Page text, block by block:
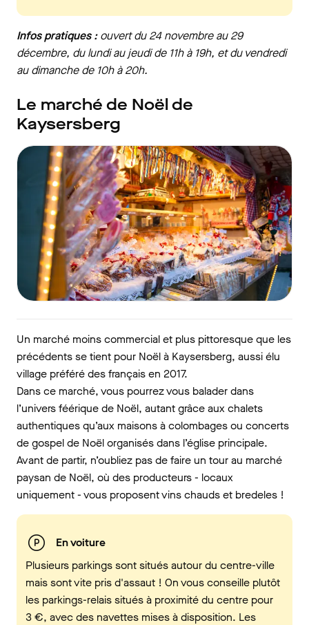
Infos pratiques :ouvert du 24 novembre au 29
décembre, du lundi au jeudi de 11h à 19h, et du vendredi
au dimanche de 10h à 20h.
Le marché de Noël de
Kaysersberg
Un marché moins commercial et plus pittoresque que les
précédents se tient pour Noël à Kaysersberg, aussi élu
village préféré des français en 2017.
Dans ce marché, vous pourrez vous balader dans
l’univers féérique de Noël, autant grâce aux chalets
authentiques qu’aux maisons à colombages ou concerts
de gospel de Noël organisés dans l’église principale.
Avant de partir, n’oubliez pas de faire un tour au marché
paysan de Noël, où des producteurs - locaux
uniquement - vous proposent vins chauds et bredeles !
En voiture
Plusieurs parkings sont situés autour du centre-ville
mais sont vite pris d'assaut ! On vous conseille plutôt
les parkings-relais situés à proximité du centre pour
3 €, avec des navettes mises à disposition. Les